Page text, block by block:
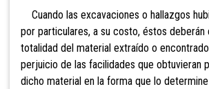
Cuando las excavaciones o hallazgos
por particulares, a su costo, éstos deberán
totalidad del material extraído o
perjuicio de las facilidades que obtuvieran
dicho material en la forma que lo